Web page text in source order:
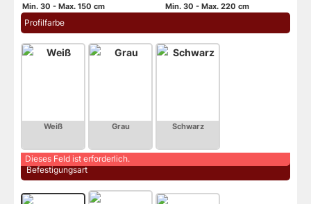
Min. 30 - Max. 150 cm Min. 30 - Max. 220 cm
Profilfarbe
Dieses Feld ist erforderlich.
Befestigungsart